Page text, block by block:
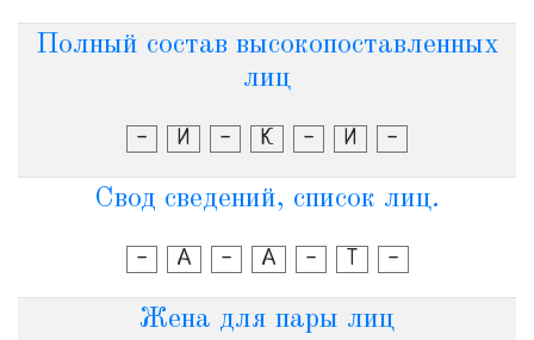
Полный состав высокопоставленных
лиц
- И - К - И -
Свод сведений, список лиц.
- А - А - Т -
Жена для пары лиц